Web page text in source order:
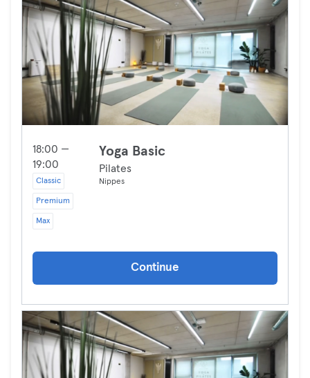
18:00 —
19:00
Classic
Premium
Max
Yoga Basic
Pilates
Nippes
Continue